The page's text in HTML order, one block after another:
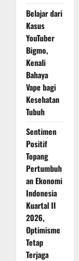
Belajar dari
Kasus
YouTuber
Bigmo,
Kenali
Bahaya
Vape bagi
Kesehatan
Tubuh
Sentimen
Positif
Topang
Pertumbuh
an Ekonomi
Indonesia
Kuartal II
2026,
Optimisme
Tetap
Terjaga